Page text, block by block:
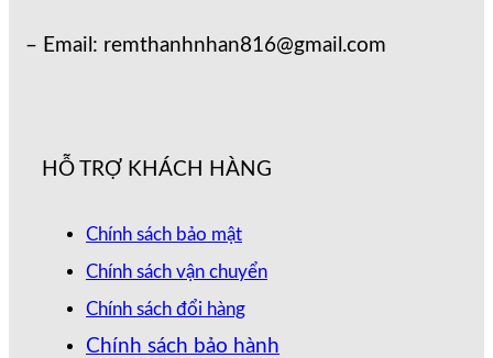
– Email: remthanhnhan816@gmail.com
HỖ TRỢ KHÁCH HÀNG
Chính sách bảo mật
Chính sách vận chuyển
Chính sách đổi hàng
Chính sách bảo hành